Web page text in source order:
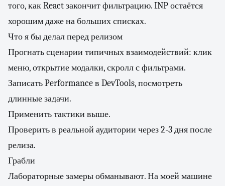
того, как React закончит фильтрацию. INP остаётся
хорошим даже на больших списках.
Что я бы делал перед релизом
Прогнать сценарии типичных взаимодействий: клик
меню, открытие модалки, скролл с фильтрами.
Записать Performance в DevTools, посмотреть
длинные задачи.
Применить тактики выше.
Проверить в реальной аудитории через 2-3 дня после
релиза.
Грабли
Лабораторные замеры обманывают. На моей машине